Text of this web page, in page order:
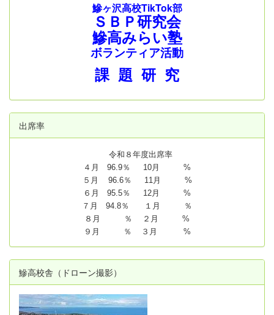
鰺ヶ沢高校TikTok部
ＳＢＰ研究会
鰺高みらい塾
ボランティア活動
課 題 研 究
出席率
令和８年度出席率
４月 96.9％ 10月 %
５月 96.6％ 11月 %
６月 95.5％ 12月 %
７月 94.8％ １月 ％
８月 ％ ２月 %
９月 ％ ３月 %
鰺高校舎（ドローン撮影）